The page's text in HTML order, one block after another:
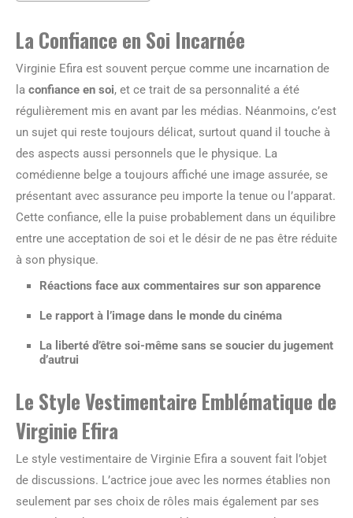
La Confiance en Soi Incarnée
Virginie Efira est souvent perçue comme une incarnation de
la confiance en soi, et ce trait de sa personnalité a été
régulièrement mis en avant par les médias. Néanmoins, c’est
un sujet qui reste toujours délicat, surtout quand il touche à
des aspects aussi personnels que le physique. La
comédienne belge a toujours affiché une image assurée, se
présentant avec assurance peu importe la tenue ou l’apparat.
Cette confiance, elle la puise probablement dans un équilibre
entre une acceptation de soi et le désir de ne pas être réduite
à son physique.
Réactions face aux commentaires sur son apparence
Le rapport à l’image dans le monde du cinéma
La liberté d’être soi-même sans se soucier du jugement
d’autrui
Le Style Vestimentaire Emblématique de
Virginie Efira
Le style vestimentaire de Virginie Efira a souvent fait l’objet
de discussions. L’actrice joue avec les normes établies non
seulement par ses choix de rôles mais également par ses